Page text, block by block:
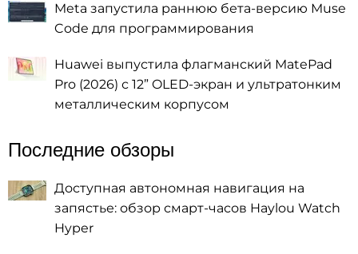
Meta запустила раннюю бета-версию Muse
Code для программирования
Huawei выпустила флагманский MatePad
Pro (2026) с 12” OLED-экран и ультратонким
металлическим корпусом
Последние обзоры
Доступная автономная навигация на
запястье: обзор смарт-часов Haylou Watch
Hyper